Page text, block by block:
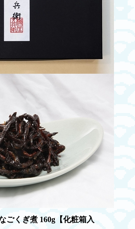
ごくぎ煮 160g【化粧箱入